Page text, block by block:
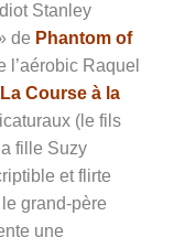
Stanley
de Phantom of
l’aérobic Raquel
La Course à la
(le fils
fille Suzy
et flirte
grand-père
une